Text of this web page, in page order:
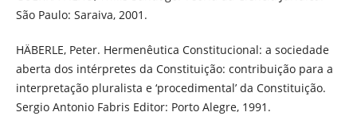
São Paulo: Saraiva, 2001.
HÄBERLE, Peter. Hermenêutica Constitucional: a sociedade
aberta dos intérpretes da Constituição: contribuição para a
interpretação pluralista e ‘procedimental’ da Constituição.
Sergio Antonio Fabris Editor: Porto Alegre, 1991.